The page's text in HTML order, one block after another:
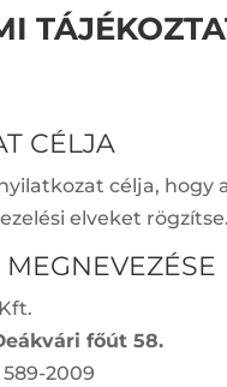
CÉLJA
célja,
elveket rögzítse.
főút 58.
589-2009